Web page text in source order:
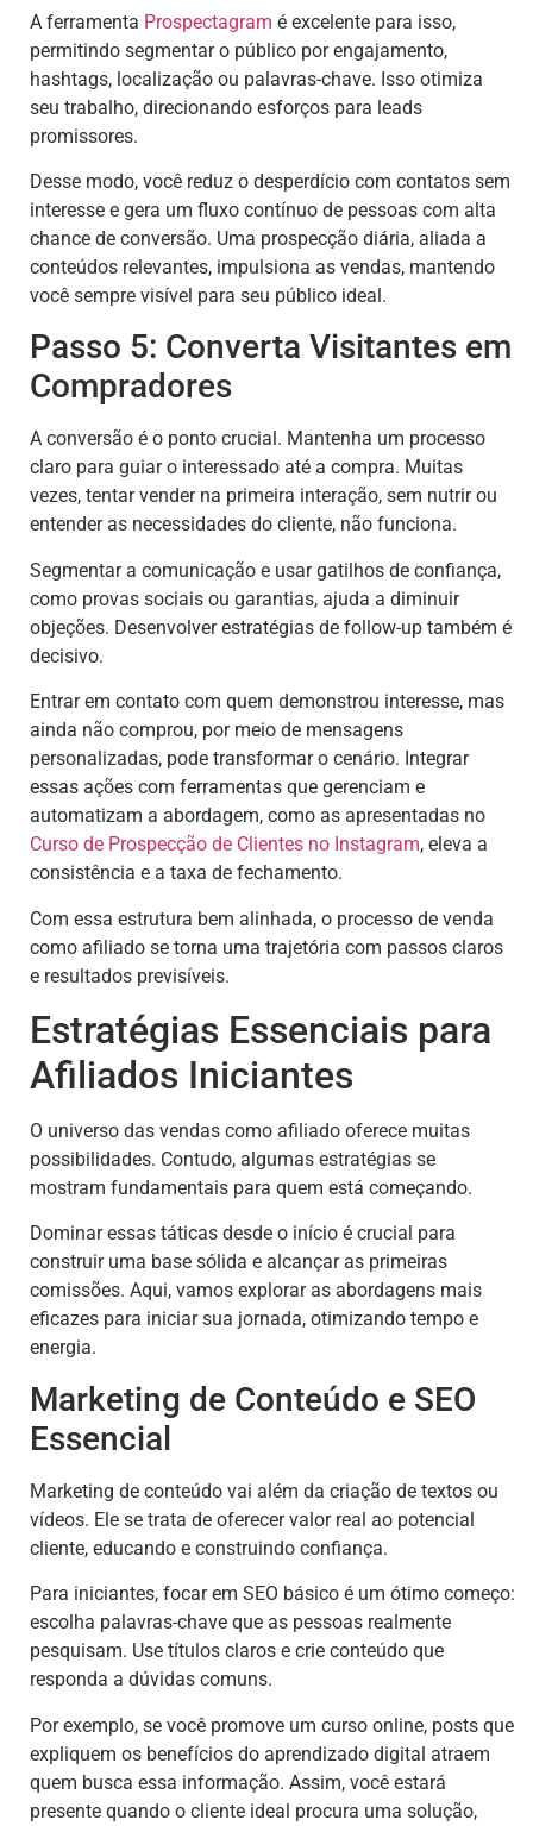
A ferramenta Prospectagram é excelente para isso,
permitindo segmentar o público por engajamento,
hashtags, localização ou palavras-chave. Isso otimiza
seu trabalho, direcionando esforços para leads
promissores.
Desse modo, você reduz o desperdício com contatos sem
interesse e gera um fluxo contínuo de pessoas com alta
chance de conversão. Uma prospecção diária, aliada a
conteúdos relevantes, impulsiona as vendas, mantendo
você sempre visível para seu público ideal.
Passo 5: Converta Visitantes em
Compradores
A conversão é o ponto crucial. Mantenha um processo
claro para guiar o interessado até a compra. Muitas
vezes, tentar vender na primeira interação, sem nutrir ou
entender as necessidades do cliente, não funciona.
Segmentar a comunicação e usar gatilhos de confiança,
como provas sociais ou garantias, ajuda a diminuir
objeções. Desenvolver estratégias de follow-up também é
decisivo.
Entrar em contato com quem demonstrou interesse, mas
ainda não comprou, por meio de mensagens
personalizadas, pode transformar o cenário. Integrar
essas ações com ferramentas que gerenciam e
automatizam a abordagem, como as apresentadas no
Curso de Prospecção de Clientes no Instagram, eleva a
consistência e a taxa de fechamento.
Com essa estrutura bem alinhada, o processo de venda
como afiliado se torna uma trajetória com passos claros
e resultados previsíveis.
Estratégias Essenciais para
Afiliados Iniciantes
O universo das vendas como afiliado oferece muitas
possibilidades. Contudo, algumas estratégias se
mostram fundamentais para quem está começando.
Dominar essas táticas desde o início é crucial para
construir uma base sólida e alcançar as primeiras
comissões. Aqui, vamos explorar as abordagens mais
eficazes para iniciar sua jornada, otimizando tempo e
energia.
Marketing de Conteúdo e SEO
Essencial
Marketing de conteúdo vai além da criação de textos ou
vídeos. Ele se trata de oferecer valor real ao potencial
cliente, educando e construindo confiança.
Para iniciantes, focar em SEO básico é um ótimo começo:
escolha palavras-chave que as pessoas realmente
pesquisam. Use títulos claros e crie conteúdo que
responda a dúvidas comuns.
Por exemplo, se você promove um curso online, posts que
expliquem os benefícios do aprendizado digital atraem
quem busca essa informação. Assim, você estará
presente quando o cliente ideal procura uma solução,